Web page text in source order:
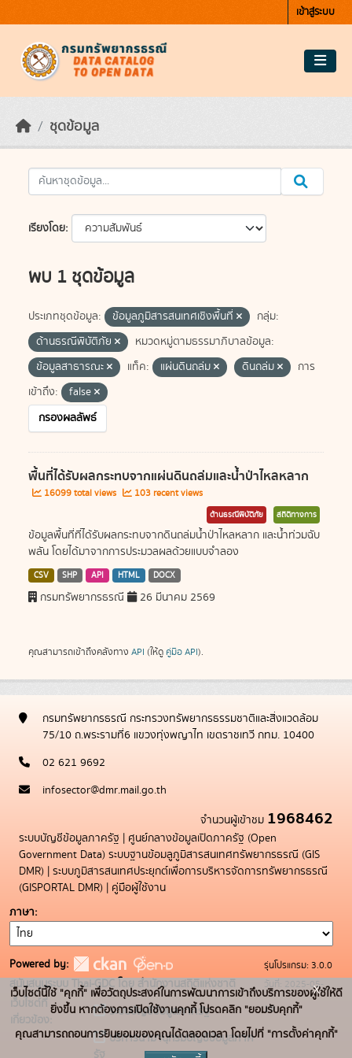
เข้าสู่ระบบ
ชุดข้อมูล
เรียงโดย
พบ 1 ชุดข้อมูล
ประเภทชุดข้อมูล: ข้อมูลภูมิสารสนเทศเชิงพื้นที่
กลุ่ม:
ด้านธรณีพิบัติภัย
หมวดหมู่ตามธรรมาภิบาลข้อมูล:
ข้อมูลสาธารณะ
แท็ค: แผ่นดินถล่ม ดินถล่ม
การ
เข้าถึง:
false
กรองผลลัพธ์
พื้นที่ได้รับผลกระทบจากแผ่นดินถล่มและน้ำป่าไหลหลาก
16099 total views 103 recent views
ด้านธรณีพิบัติภัย สถิติทางการ
ข้อมูลพื้นที่ที่ได้รับผลกระทบจากดินถล่มน้ำป่าไหลหลาก และน้ำท่วมฉับ
พลัน โดยได้มาจากการประมวลผลด้วยแบบจำลอง
CSV SHP API HTML DOCX
กรมทรัพยากรธรณี 26 มีนาคม 2569
คุณสามารถเข้าถึงคลังทาง API (ให้ดู คู่มือ API).
กรมทรัพยากรธรณี กระทรวงทรัพยากรธรรมชาติและสิ่งแวดล้อม
75/10 ถ.พระรามที่6 แขวงทุ่งพญาไท เขตราชเทวี กทม. 10400
02 621 9692
infosector@dmr.mail.go.th
จำนวนผู้เข้าชม 1968462
ระบบบัญชีข้อมูลภาครัฐ | ศูนย์กลางข้อมูลเปิดภาครัฐ (Open
Government Data) ระบบฐานข้อมลูภูมิสารสนเทศทรัพยากรธรณี (GIS
DMR) | ระบบภูมิสารสนเทศประยุกต์เพื่อการบริหารจัดการทรัพยากรธรณี
(GISPORTAL DMR) | คู่มือผู้ใช้งาน
ภาษา
Powered by:
สนับสนุนระบบ Thai-GDC โดย สำนักงานสถิติแห่งชาติ
เว็บไซต์ที่
เกี่ยวข้อง:
ระบบบัญชีข้อมูลภาครัฐ
บริการนามานุกรมบัญชีข้อมูลภาค
รัฐ
รุ่นโปรแกรม: 3.0.0
วันที่: 2025-05-
19
เว็บไซต์นี้ใช้ "คุกกี้" เพื่อวัตถุประสงค์ในการพัฒนาการเข้าถึงบริการของผู้ใช้ให้ดี
ยิ่งขึ้น หากต้องการเปิดใช้งานคุกกี้ โปรดคลิก "ยอมรับคุกกี้"
คุณสามารถถอนการยินยอมของคุณได้ตลอดเวลา โดยไปที่ "การตั้งค่าคุกกี้"
x